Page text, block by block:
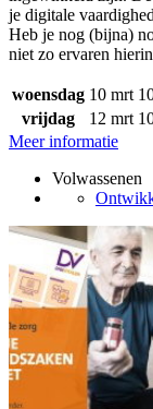
je digitale
Heb je nog (bijna)
niet zo ervaren
woensdag 10 mrt
vrijdag
12 mrt
Meer informatie
Volwassenen